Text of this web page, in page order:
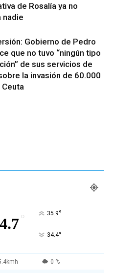
de Rosalía ya no
nadie
Gobierno de Pedro
que no tuvo “ningún tipo
de sus servicios de
la invasión de 60.000
° 35.9°
34.4°
0 %